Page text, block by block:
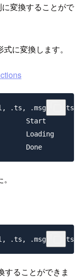
変換することがで
に変換します。
.ts, .msg] |
Start
Loading
することができま